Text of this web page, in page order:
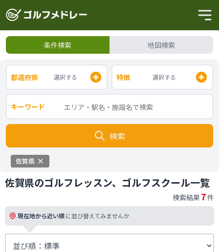
条件検索 地図検索
都道府県 選択する 特徴 選択する
キーワード
検索
佐賀県
佐賀県のゴルフレッスン、ゴルフスクール一覧
検索結果 7件
現在地から近い順に並び替えてみませんか